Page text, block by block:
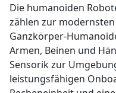
Die humanoiden
zählen zur
Ganzkörper-
Armen, Beinen und
Sensorik zur
leistungsfähigen